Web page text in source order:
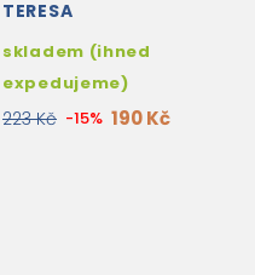
TERESA
skladem (ihned
expedujeme)
223 Kč -15% 190 Kč